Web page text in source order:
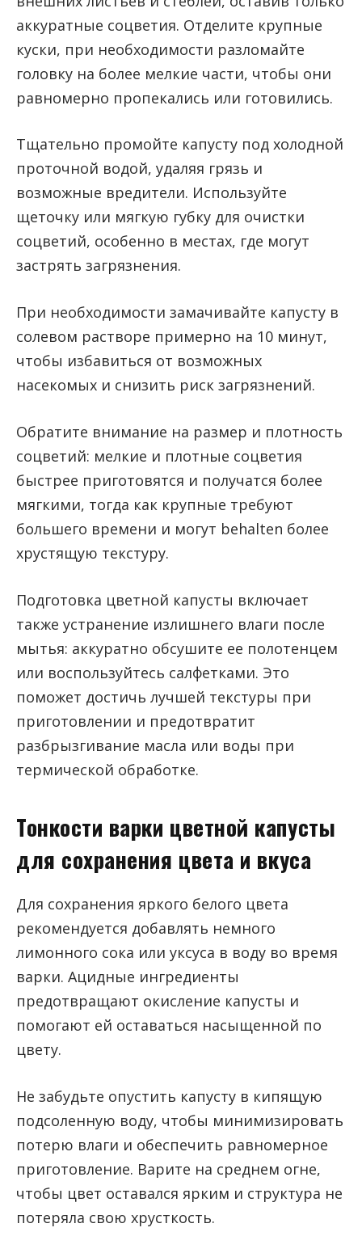
аккуратные соцветия. Отделите крупные
куски, при необходимости разломайте
головку на более мелкие части, чтобы они
равномерно пропекались или готовились.
Тщательно промойте капусту под холодной
проточной водой, удаляя грязь и
возможные вредители. Используйте
щеточку или мягкую губку для очистки
соцветий, особенно в местах, где могут
застрять загрязнения.
При необходимости замачивайте капусту в
солевом растворе примерно на 10 минут,
чтобы избавиться от возможных
насекомых и снизить риск загрязнений.
Обратите внимание на размер и плотность
соцветий: мелкие и плотные соцветия
быстрее приготовятся и получатся более
мягкими, тогда как крупные требуют
большего времени и могут behalten более
хрустящую текстуру.
Подготовка цветной капусты включает
также устранение излишнего влаги после
мытья: аккуратно обсушите ее полотенцем
или воспользуйтесь салфетками. Это
поможет достичь лучшей текстуры при
приготовлении и предотвратит
разбрызгивание масла или воды при
термической обработке.
Тонкости варки цветной капусты
для сохранения цвета и вкуса
Для сохранения яркого белого цвета
рекомендуется добавлять немного
лимонного сока или уксуса в воду во время
варки. Ацидные ингредиенты
предотвращают окисление капусты и
помогают ей оставаться насыщенной по
цвету.
Не забудьте опустить капусту в кипящую
подсоленную воду, чтобы минимизировать
потерю влаги и обеспечить равномерное
приготовление. Варите на среднем огне,
чтобы цвет оставался ярким и структура не
потеряла свою хрусткость.